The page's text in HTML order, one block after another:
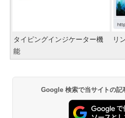
タイピングインジケーター機
能
リ
Google 検索で当サイトの記